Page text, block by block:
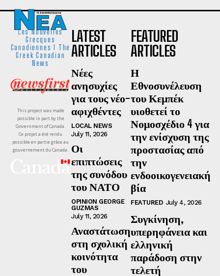
Les Nouvelles
Grecques
Canadiennes I The
Greek Canadian
News
This project was made
possible in part by the
Government of Canada.
Ce projet a été rendu
possible en partie grâce au
gouvernement du Canada.
LATEST
ARTICLES
Νέες
ανησυχίες
για τους νέο-
αφιχθέντες
LOCAL NEWS
July 11, 2026
Οι
επιπτώσεις
της συνόδου
του ΝΑΤΟ
OPINION GEORGE
GUZMAS
July 11, 2026
Αναστάτωση
στη σχολική
κοινότητα
του
FEATURED
ARTICLES
Η
Εθνοσυνέλευση
του Κεμπέκ
υιοθετεί το
Νομοσχέδιο 4 για
την ενίσχυση της
προστασίας από
την
ενδοοικογενειακή
βία
FEATURED July 4, 2026
Συγκίνηση,
υπερηφάνεια και
ελληνική
παράδοση στην
τελετή